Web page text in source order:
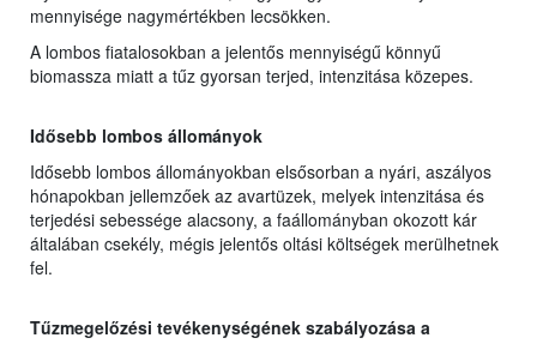
mennyisége nagymértékben lecsökken.
A lombos fiatalosokban a jelentős mennyiségű könnyű
biomassza miatt a tűz gyorsan terjed, intenzitása közepes.
Idősebb lombos állományok
Idősebb lombos állományokban elsősorban a nyári, aszályos
hónapokban jellemzőek az avartüzek, melyek intenzitása és
terjedési sebessége alacsony, a faállományban okozott kár
általában csekély, mégis jelentős oltási költségek merülhetnek
fel.
Tűzmegelőzési tevékenységének szabályozása a